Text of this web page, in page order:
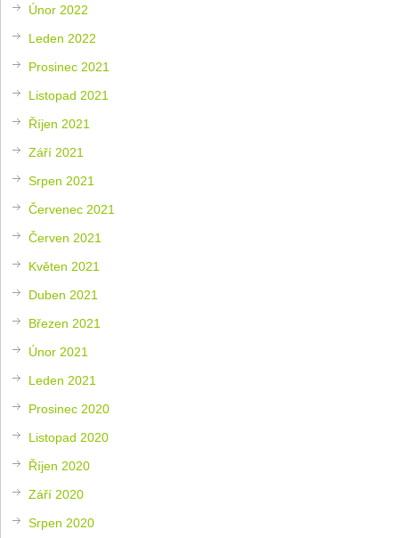
Únor 2022
Leden 2022
Prosinec 2021
Listopad 2021
Říjen 2021
Září 2021
Srpen 2021
Červenec 2021
Červen 2021
Květen 2021
Duben 2021
Březen 2021
Únor 2021
Leden 2021
Prosinec 2020
Listopad 2020
Říjen 2020
Září 2020
Srpen 2020